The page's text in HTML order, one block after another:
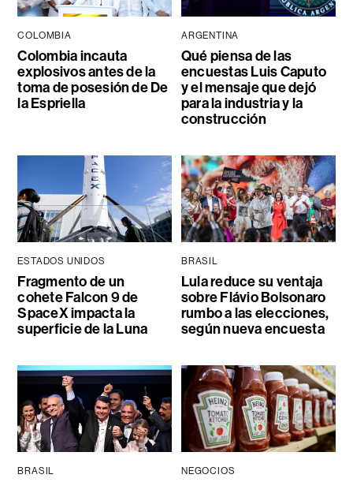
COLOMBIA
Colombia incauta
explosivos antes de la
toma de posesión de De
la Espriella
ARGENTINA
Qué piensa de las
encuestas Luis Caputo
y el mensaje que dejó
para la industria y la
construcción
ESTADOS UNIDOS
Fragmento de un
cohete Falcon 9 de
SpaceX impacta la
superficie de la Luna
BRASIL
Lula reduce su ventaja
sobre Flávio Bolsonaro
rumbo a las elecciones,
según nueva encuesta
BRASIL NEGOCIOS